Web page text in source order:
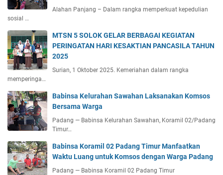
Alahan Panjang – Dalam rangka memperkuat kepedulian
sosial …
MTSN 5 SOLOK GELAR BERBAGAI KEGIATAN
PERINGATAN HARI KESAKTIAN PANCASILA TAHUN
2025
Surian, 1 Oktober 2025. Kemeriahan dalam rangka
memperinga…
Babinsa Kelurahan Sawahan Laksanakan Komsos
Bersama Warga
Padang — Babinsa Kelurahan Sawahan, Koramil 02/Padang
Timur…
Babinsa Koramil 02 Padang Timur Manfaatkan
Waktu Luang untuk Komsos dengan Warga Padang
Padang — Babinsa Koramil 02 Padang Timur